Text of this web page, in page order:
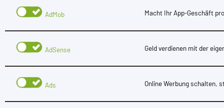
AdMob Macht Ihr App-Geschäft
AdSense Geld verdienen mit der
Ads Online Werbung schalten,